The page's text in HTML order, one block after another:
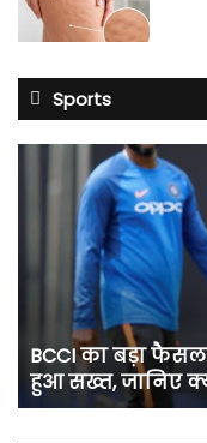
Sports
खिलाड़ियों
टेस्ट
हुआ
सख्त,
BCCI का बड़ा
हुआ सख्त, जानिए